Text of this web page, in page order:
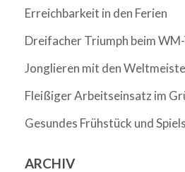
Erreichbarkeit in den Ferien
Dreifacher Triumph beim
Jonglieren mit den
Fleißiger Arbeitseinsatz im
Gesundes Frühstück und
ARCHIV